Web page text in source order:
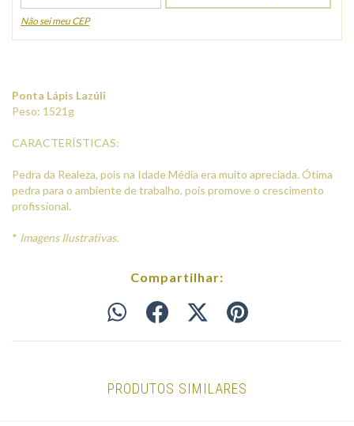
Não sei meu CEP
Ponta Lápis Lazúli
Peso: 1521g
CARACTERÍSTICAS:
Pedra da Realeza, pois na Idade Média era muito apreciada. Ótima
pedra para o ambiente de trabalho, pois promove o crescimento
profissional.
* Imagens Ilustrativas.
Compartilhar:
PRODUTOS SIMILARES